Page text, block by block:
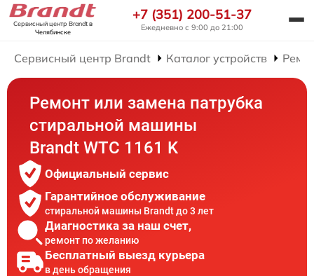
Сервисный центр Brandtв
Челябинске
+7 (351) 200-51-37
Ежедневно с 9:00 до 21:00
Сервисный центр Brandt Каталог устройств
Ремонт или замена патрубка
стиральной машины
Brandt WTC 1161 K
Официальный сервис
Гарантийное обслуживание
стиральной машины Brandt до 3 лет
Диагностика за наш счет,
ремонт по желанию
Бесплатный выезд курьера
в день обращения